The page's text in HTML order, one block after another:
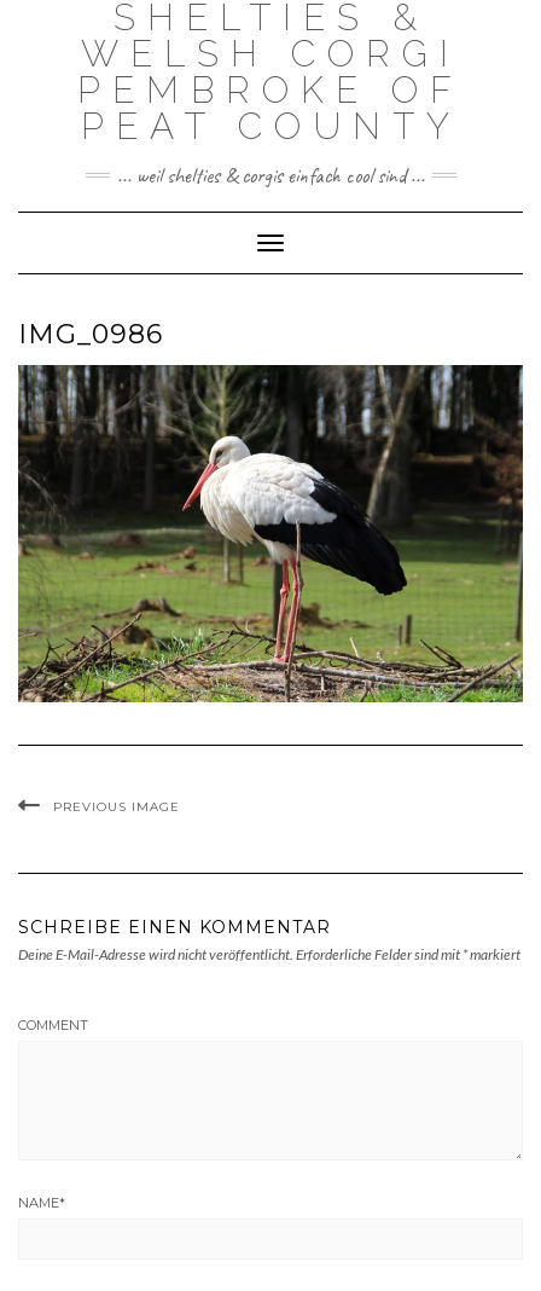
SHELTIES &
WELSH CORGI
PEMBROKE OF
PEAT COUNTY
... weil shelties & corgis einfach cool sind ...
Toggle Navigation
IMG_0986
PREVIOUS IMAGE
SCHREIBE EINEN KOMMENTAR
Deine E-Mail-Adresse wird nicht veröffentlicht. Erforderliche Felder sind mit *markiert
COMMENT
NAME*